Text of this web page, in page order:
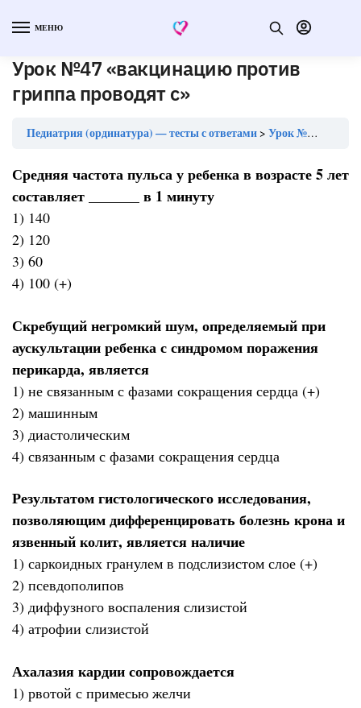
МЕНЮ
Урок №47 «вакцинацию против
гриппа проводят с»
Педиатрия (ординатура) — тесты с ответами Урок №47 «вакцинацию против гриппа проводят с»
Средняя частота пульса у ребенка в возрасте 5 лет
составляет _______ в 1 минуту
1) 140
2) 120
3) 60
4) 100 (+)
Скребущий негромкий шум, определяемый при
аускультации ребенка с синдромом поражения
перикарда, является
1) не связанным с фазами сокращения сердца (+)
2) машинным
3) диастолическим
4) связанным с фазами сокращения сердца
Результатом гистологического исследования,
позволяющим дифференцировать болезнь крона и
язвенный колит, является наличие
1) саркоидных гранулем в подслизистом слое (+)
2) псевдополипов
3) диффузного воспаления слизистой
4) атрофии слизистой
Ахалазия кардии сопровождается
1) рвотой с примесью желчи